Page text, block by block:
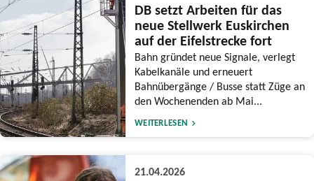
DB setzt Arbeiten für das
neue Stellwerk Euskirchen
auf der Eifelstrecke fort
Bahn gründet neue Signale, verlegt
Kabelkanäle und erneuert
Bahnübergänge / Busse statt Züge an
den Wochenenden ab Mai...
WEITERLESEN
21.04.2026